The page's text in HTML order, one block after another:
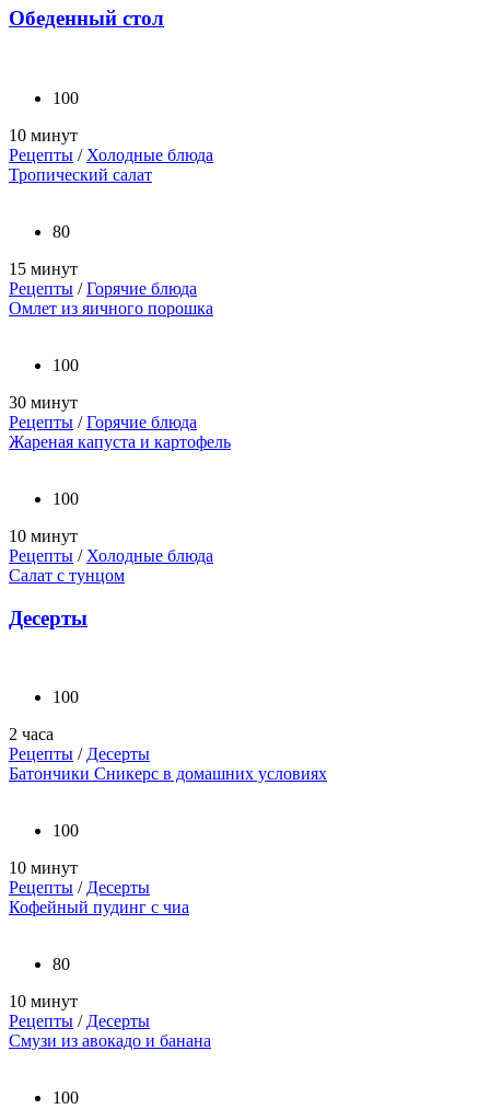
Обеденный стол
100
10 минут
Рецепты / Холодные блюда
Тропический салат
80
15 минут
Рецепты /Горячие блюда
Омлет из яичного порошка
100
30 минут
Рецепты /Горячие блюда
Жареная капуста и картофель
100
10 минут
Рецепты / Холодные блюда
Салат с тунцом
Десерты
100
2 часа
Рецепты / Десерты
Батончики Сникерс в домашних условиях
100
10 минут
Рецепты / Десерты
Кофейный пудинг с чиа
80
10 минут
Рецепты / Десерты
Смузи из авокадо и банана
100